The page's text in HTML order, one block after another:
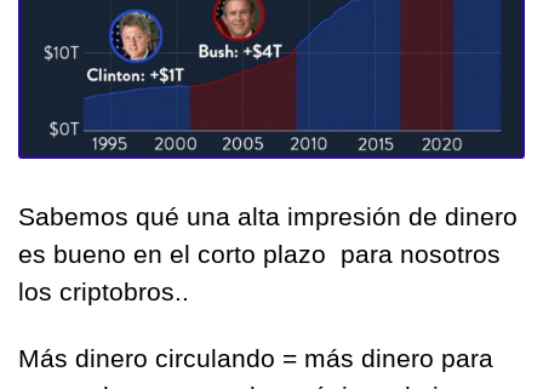
Sabemos qué una alta impresión de dinero
es bueno en el corto plazo  para nosotros
los criptobros..
Más dinero circulando = más dinero para